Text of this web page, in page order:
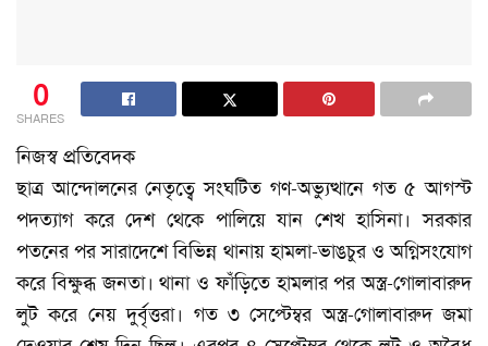
0
SHARES
নিজস্ব প্রতিবেদক
ছাত্র আন্দোলনের নেতৃত্বে সংঘটিত গণ-অভ্যুত্থানে গত ৫ আগস্ট
পদত্যাগ করে দেশ থেকে পালিয়ে যান শেখ হাসিনা। সরকার
পতনের পর সারাদেশে বিভিন্ন থানায় হামলা-ভাঙচুর ও অগ্নিসংযোগ
করে বিক্ষুব্ধ জনতা। থানা ও ফাঁড়িতে হামলার পর অস্ত্র-গোলাবারুদ
লুট করে নেয় দুর্বৃত্তরা। গত ৩ সেপ্টেম্বর অস্ত্র-গোলাবারুদ জমা